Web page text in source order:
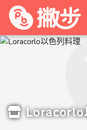
Loracorlo